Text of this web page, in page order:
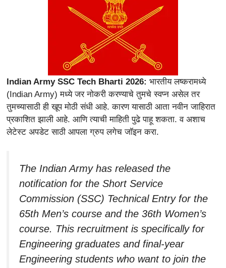
Indian Army SSC Tech Bharti 2026: भारतीय लष्करामध्ये
(Indian Army) मध्ये जर नोकरी करण्याचे तुमचे स्वप्न असेल तर
तुमच्यासाठी ही खूप मोठी संधी आहे. कारण यासाठी आता नवीन जाहिरात
प्रकाशित झाली आहे. आणि त्याची माहिती पुढे पाहू शकता. व अशाच
लेटेस्ट अपडेट साठी आपला ग्रुप लगेच जॉइन करा.
The Indian Army has released the
notification for the Short Service
Commission (SSC) Technical Entry for the
65th Men’s course and the 36th Women’s
course. This recruitment is specifically for
Engineering graduates and final-year
Engineering students who want to join the